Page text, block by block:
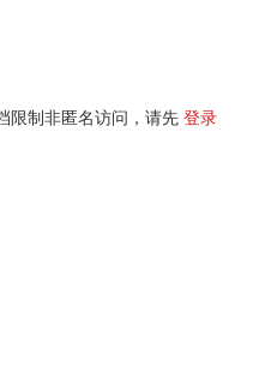
限制非匿名访问，请先 登录